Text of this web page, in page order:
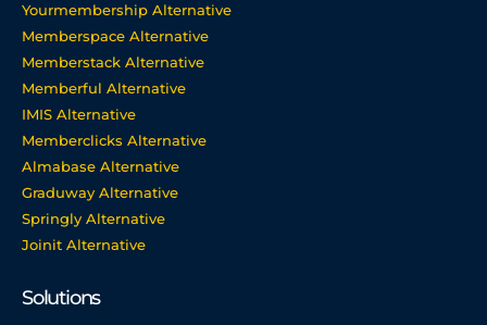
Yourmembership Alternative
Memberspace Alternative
Memberstack Alternative
Memberful Alternative
IMIS Alternative
Memberclicks Alternative
Almabase Alternative
Graduway Alternative
Springly Alternative
Joinit Alternative
Solutions